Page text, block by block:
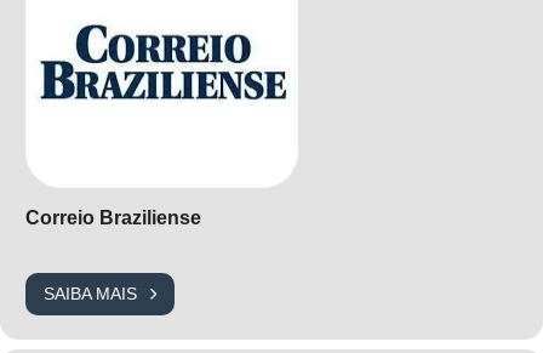
Correio Braziliense
SAIBA MAIS